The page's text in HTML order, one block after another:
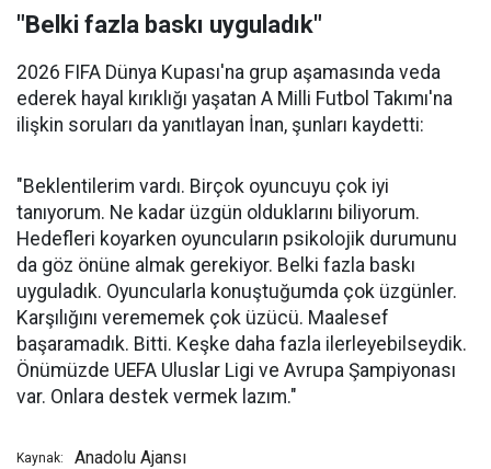
"Belki fazla baskı uyguladık"
2026 FIFA Dünya Kupası'na grup aşamasında veda
ederek hayal kırıklığı yaşatan A Milli Futbol Takımı'na
ilişkin soruları da yanıtlayan İnan, şunları kaydetti:
"Beklentilerim vardı. Birçok oyuncuyu çok iyi
tanıyorum. Ne kadar üzgün olduklarını biliyorum.
Hedefleri koyarken oyuncuların psikolojik durumunu
da göz önüne almak gerekiyor. Belki fazla baskı
uyguladık. Oyuncularla konuştuğumda çok üzgünler.
Karşılığını verememek çok üzücü. Maalesef
başaramadık. Bitti. Keşke daha fazla ilerleyebilseydik.
Önümüzde UEFA Uluslar Ligi ve Avrupa Şampiyonası
var. Onlara destek vermek lazım."
Kaynak: Anadolu Ajansı